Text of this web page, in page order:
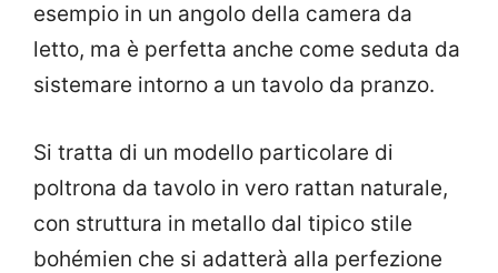
esempio in un angolo della camera da
letto, ma è perfetta anche come seduta da
sistemare intorno a un tavolo da pranzo.
Si tratta di un modello particolare di
poltrona da tavolo in vero rattan naturale,
con struttura in metallo dal tipico stile
bohémien che si adatterà alla perfezione